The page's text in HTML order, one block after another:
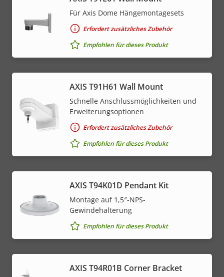
Für Axis Dome Hängemontagesets
Erfordert zusätzliches Zubehör
Empfohlen für dieses Produkt
AXIS T91H61 Wall Mount
Schnelle Anschlussmöglichkeiten und
Erweiterungsoptionen
Erfordert zusätzliches Zubehör
Empfohlen für dieses Produkt
AXIS T94K01D Pendant Kit
Montage auf 1,5″-NPS-
Gewindehalterung
Empfohlen für dieses Produkt
AXIS T94R01B Corner Bracket